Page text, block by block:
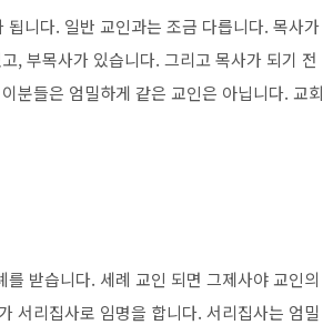
니다. 일반 교인과는 조금 다릅니다. 목사가
, 부목사가 있습니다. 그리고 목사가 되기 전
분들은 엄밀하게 같은 교인은 아닙니다. 교회
받습니다. 세례 교인 되면 그제사야 교인의
서리집사로 임명을 합니다. 서리집사는 엄밀